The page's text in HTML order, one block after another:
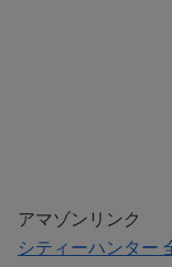
アマゾンリンク
シティーハンター